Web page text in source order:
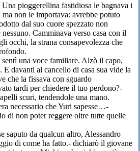
pioggerellina fastidiosa le bagnava i
non le importava: avrebbe potuto
dal suo cuore spezzato non
Camminava verso casa con il
occhi, la strana consapevolezza che
una voce familiare. Alzò il capo,
E davanti al cancello di casa sua vide la
che la fissava con sguardo
tardi per chiedere il tuo perdono?-
scuri, tendendole una mano.
necessario cheYuri sapesse…-
di non poter reggere oltre tutte quelle
saputo da qualcun altro, Alessandro
di come ha fatto.- dichiarò il giovane